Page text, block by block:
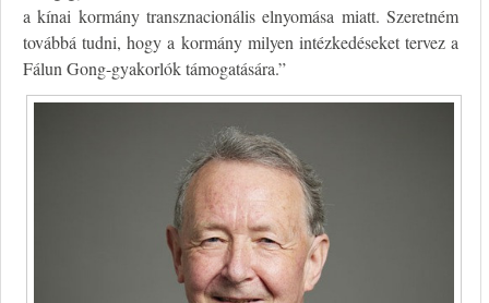
a kínai kormány transznacionális elnyomása miatt. Szeretném
továbbá tudni, hogy a kormány milyen intézkedéseket tervez a
Fálun Gong-gyakorlók támogatására.”